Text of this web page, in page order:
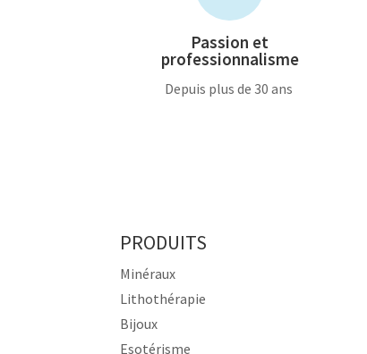
Passion et
professionnalisme
Depuis plus de 30 ans
PRODUITS
Minéraux
Lithothérapie
Bijoux
Esotérisme